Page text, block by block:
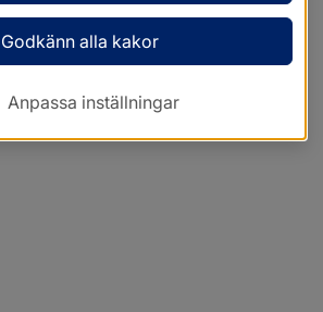
Godkänn alla kakor
Anpassa inställningar